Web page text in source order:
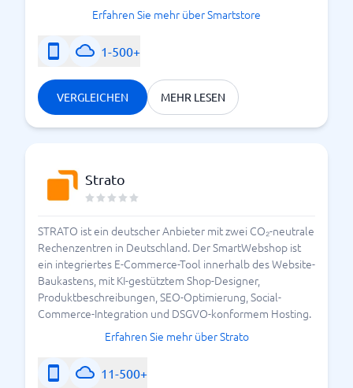
Erfahren Sie mehr über Smartstore
1-500+
VERGLEICHEN MEHR LESEN
Strato
STRATO ist ein deutscher Anbieter mit zwei CO₂-neutrale
Rechenzentren in Deutschland. Der SmartWebshop ist
ein integriertes E-Commerce-Tool innerhalb des Website-
Baukastens, mit KI-gestütztem Shop-Designer,
Produktbeschreibungen, SEO-Optimierung, Social-
Commerce-Integration und DSGVO-konformem Hosting.
Erfahren Sie mehr über Strato
11-500+